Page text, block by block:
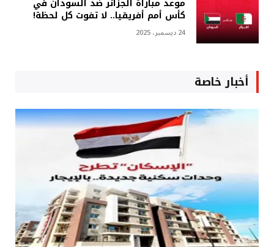
موعد مباراة الجزائر ضد السودان في
كأس أمم أفريقيا.. لا تفوت كل لحظة!
24 ديسمبر، 2025
أخبار خاصة